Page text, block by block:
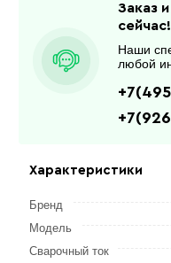
Характеристики
Бренд
Модель
Сварочный ток
Заказ
сейчас!
Наши
любой